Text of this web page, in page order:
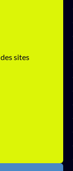
sites